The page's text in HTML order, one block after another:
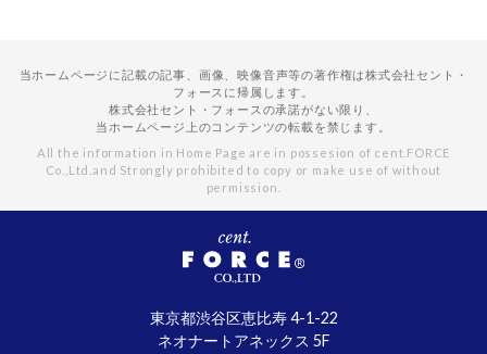
当ホームページに記載の記事、画像、映像音声等の著作権は株式会社セント・
フォースに帰属します。
株式会社セント・フォースの承諾がない限り、
当ホームページ上のコンテンツの転載を禁じます。
All the information in Home Page are in possesion of cent.FORCE
Co.,Ltd.and Strongly prohibited to copy or make use of without
permission.
東京都渋谷区恵比寿 4-1-22
ネオナートアネックス 5F